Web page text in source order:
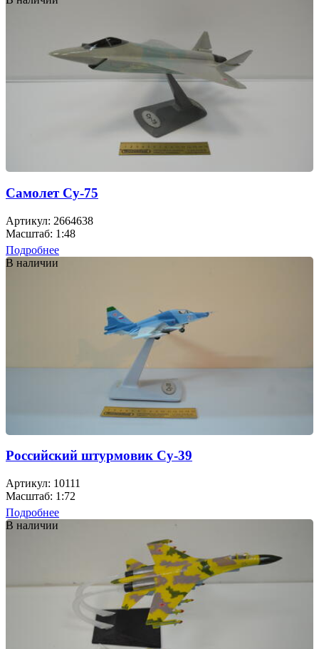
Самолет Су-75
Артикул: 2664638
Масштаб: 1:48
Подробнее
В наличии
Российский штурмовик Су-39
Артикул: 10111
Масштаб: 1:72
Подробнее
В наличии